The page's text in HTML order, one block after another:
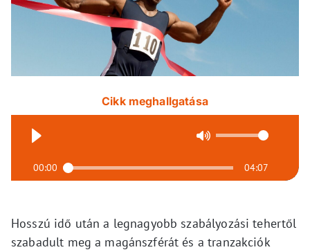
Cikk meghallgatása
00:00 04:07
Hosszú idő után a legnagyobb szabályozási tehertől
szabadult meg a magánszférát és a tranzakciók